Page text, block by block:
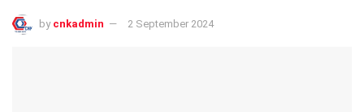
by cnkadmin 2 September 2024